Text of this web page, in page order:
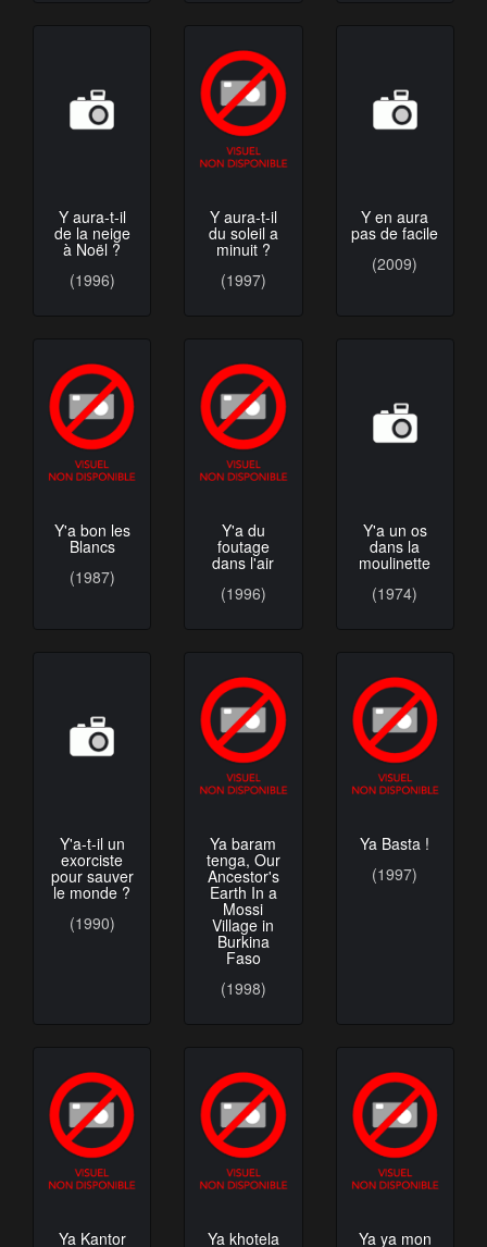
Y aura-t-il
de la neige
à Noël ?
(1996)
Y aura-t-il
du soleil a
minuit ?
(1997)
Y en aura
pas de facile
(2009)
Y'a bon les
Blancs
(1987)
Y'a du
foutage
dans l'air
(1996)
Y'a un os
dans la
moulinette
(1974)
Y'a-t-il un
exorciste
pour sauver
le monde ?
(1990)
Ya baram
tenga, Our
Ancestor's
Earth In a
Mossi
Village in
Burkina
Faso
(1998)
Ya Basta !
(1997)
Ya Kantor Ya khotela Ya ya mon